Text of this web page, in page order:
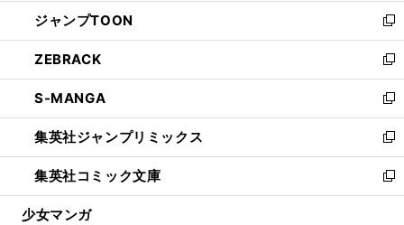
く
で
開
く
ド
ウ
で
開
く
ウ
ィ
ン
ド
ウ
で
開
く
し
い
ウ
ィ
ン
ド
ウ
で
開
く
ジャンプTOON
新
し
い
ウ
ィ
ン
ド
ウ
で
開
ZEBRACK
新
し
い
ウ
ィ
ン
ド
ウ
S-MANGA
新
し
い
ウ
ィ
ン
集英社ジャンプリミックス
新
し
い
ウ
集英社コミック文庫
新
し
少女マンガ